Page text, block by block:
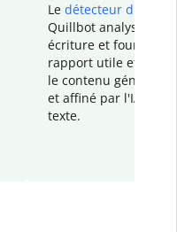
Le détecteur d'IA
Quillbot analyse votre
écriture et fournit un
rapport utile et
le contenu généré
et affiné par l'IA
texte.